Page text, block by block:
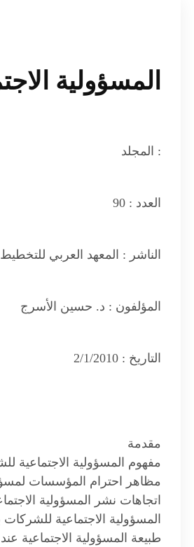
المسؤولية
المجلد :
العدد :90
الناشر : المعهد العربي
المؤلفون : د. حسين الأسرج
التاريخ :2/1/2010
مقدمة
مفهوم المسؤولية الاجتماعية
مظاهر احترام المؤسسات
اتجاهات نشر المسؤولية
المسؤولية الاجتماعية
طبيعة المسؤولية الاجتماعية